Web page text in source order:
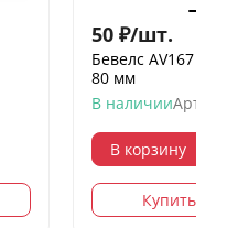
50 ₽/шт.
Бевелс AV167
80 мм
В наличии
В корзину
Купить в